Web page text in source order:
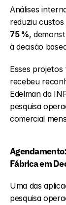
Análises
75 %,
à decisão
Esses
recebeu
Edelman da
pesquisa
comercial
Fábrica em
Uma das
pesquisa